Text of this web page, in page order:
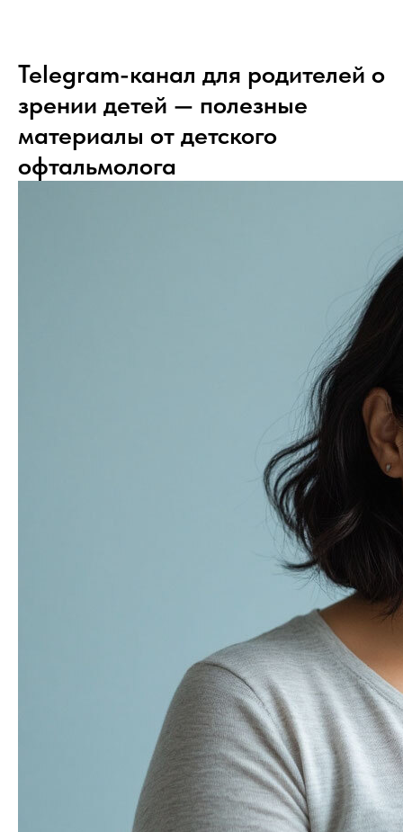
Telegram-канал для родителей о
зрении детей — полезные
материалы от детского
офтальмолога